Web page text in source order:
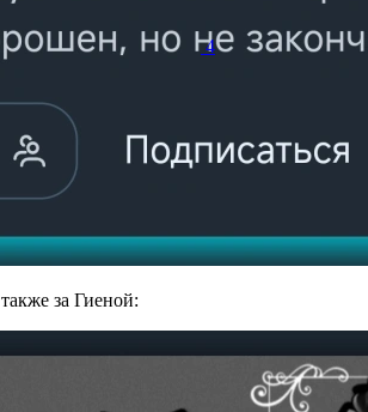
также за Гиеной:
4